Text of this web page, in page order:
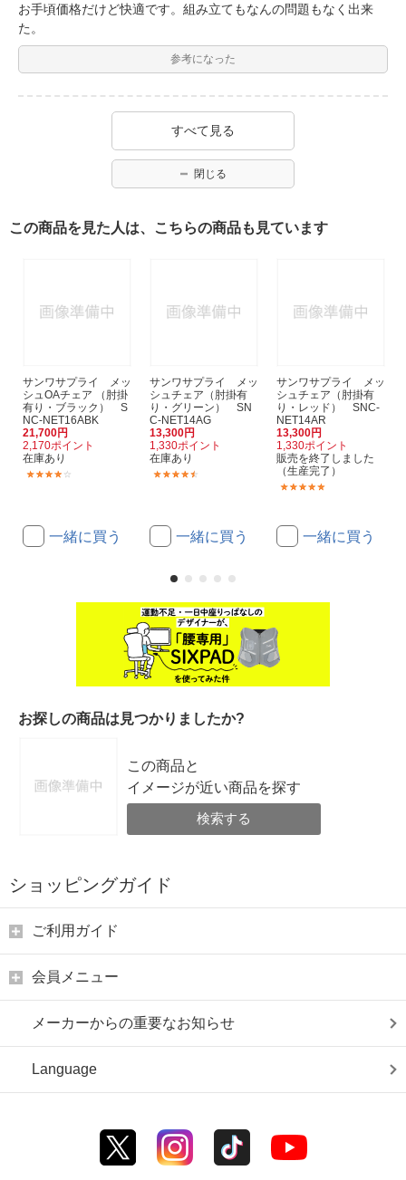
お手頃価格だけど快適です。組み立てもなんの問題もなく出来
た。
参考になった
すべて見る
閉じる
この商品を見た人は、こちらの商品も見ています
サンワサプライ メッ
シュOAチェア （肘掛
有り・ブラック） S
NC-NET16ABK
21,700円
2,170ポイント
在庫あり
一緒に買う
サンワサプライ メッ
シュチェア（肘掛有
り・グリーン） SN
C-NET14AG
13,300円
1,330ポイント
在庫あり
一緒に買う
サンワサプライ メッ
シュチェア（肘掛有
り・レッド） SNC-
NET14AR
13,300円
1,330ポイント
販売を終了しました
（生産完了）
一緒に買う
お探しの商品は見つかりましたか?
この商品と
イメージが近い商品を探す
検索する
ショッピングガイド
ご利用ガイド
会員メニュー
メーカーからの重要なお知らせ
Language